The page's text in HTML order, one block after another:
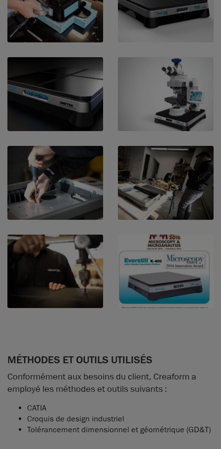
MÉTHODES ET OUTILS UTILISÉS
Conformément aux besoins du client, Creaform a
employé les méthodes et outils suivants :
CATIA
Croquis de design industriel
Tolérancement dimensionnel et géométrique (GD&T)